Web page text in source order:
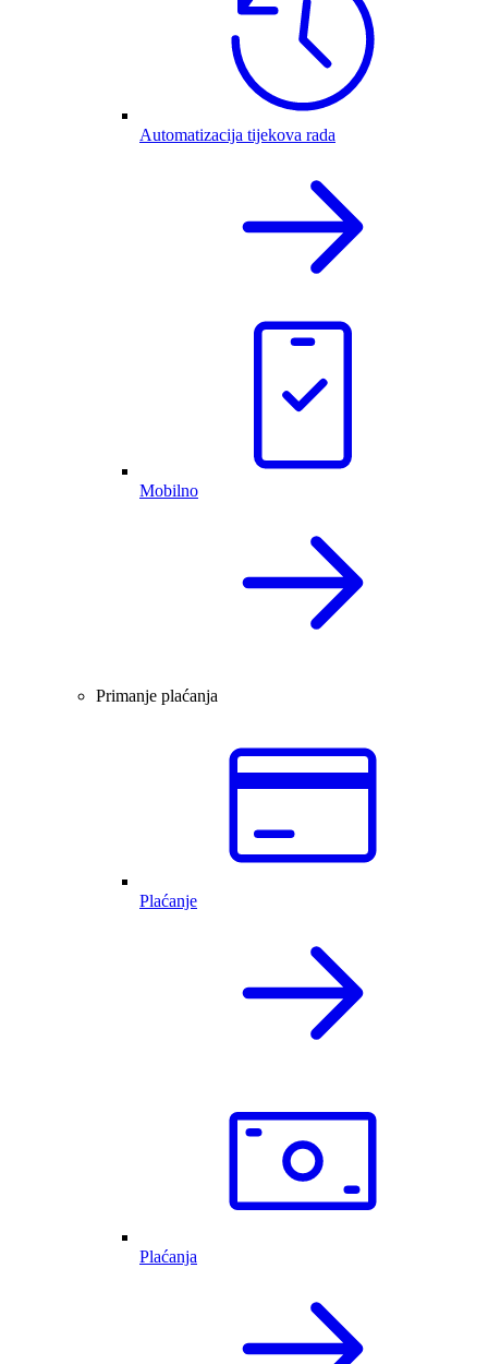
Automatizacija tijekova rada
Mobilno
Primanje plaćanja
Plaćanje
Plaćanja